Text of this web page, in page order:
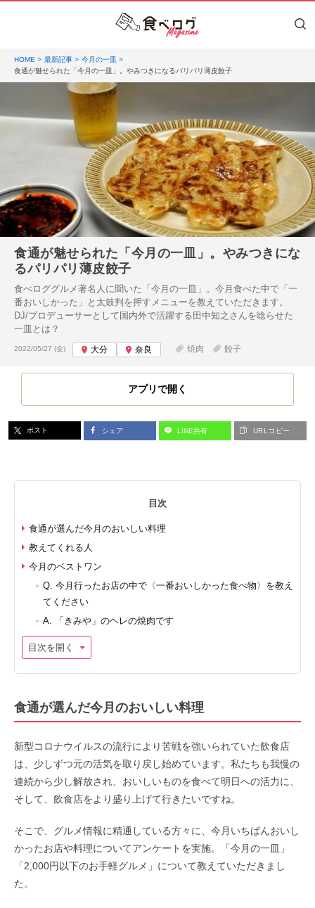
HOME 最新記事
今月の一皿
食通が魅せられた「今月の一皿」。やみつきになるパリパリ薄皮餃子
食通が魅せられた「今月の一皿」。やみつきにな
るパリパリ薄皮餃子
食べロググルメ著名人に聞いた「今月の一皿」。今月食べた中で「一
番おいしかった」と太鼓判を押すメニューを教えていただきます。
DJ/プロデューサーとして国内外で活躍する田中知之さんを唸らせた
一皿とは？
投稿日:
2022/05/27 (金) 大分 奈良 焼肉 餃子
アプリで開く
ポスト シェア LINE共有 URLコピー
目次
食通が選んだ今月のおいしい料理
教えてくれる人
今月のベストワン
Q. 今月行ったお店の中で〈一番おいしかった食べ物〉を教え
てください
A. 「きみや」のヘレの焼肉です
目次を開く
食通が選んだ今月のおいしい料理
新型コロナウイルスの流行により苦戦を強いられていた飲食店
は、少しずつ元の活気を取り戻し始めています。私たちも我慢の
連続から少し解放され、おいしいものを食べて明日への活力に、
そして、飲食店をより盛り上げて行きたいですね。
そこで、グルメ情報に精通している方々に、今月いちばんおいし
かったお店や料理についてアンケートを実施。「今月の一皿」
「2,000円以下のお手軽グルメ」について教えていただきまし
た。